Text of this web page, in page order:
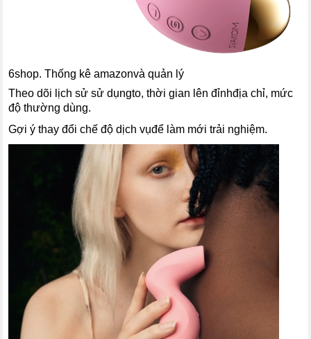
6shop. Thống kê amazonvà quản lý
Theo dõi lịch sử sử dụngto, thời gian lên đỉnhđịa chỉ, mức
độ thường dùng.
Gợi ý thay đổi chế độ dịch vụđể làm mới trải nghiệm.